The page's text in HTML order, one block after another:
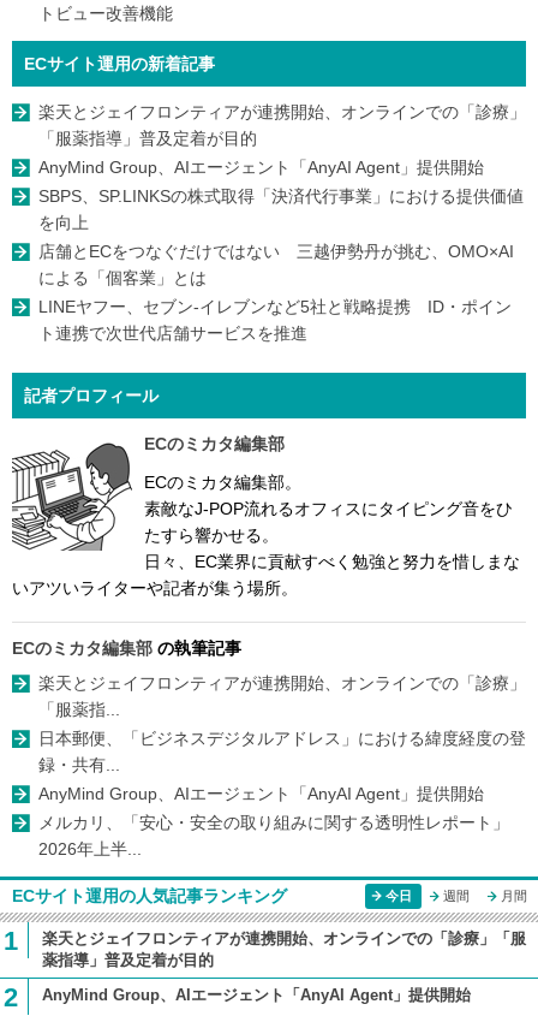
トビュー改善機能
ECサイト運用の新着記事
楽天とジェイフロンティアが連携開始、オンラインでの「診療」
「服薬指導」普及定着が目的
AnyMind Group、AIエージェント「AnyAI Agent」提供開始
SBPS、SP.LINKSの株式取得「決済代行事業」における提供価値
を向上
店舗とECをつなぐだけではない 三越伊勢丹が挑む、OMO×AI
による「個客業」とは
LINEヤフー、セブン-イレブンなど5社と戦略提携 ID・ポイン
ト連携で次世代店舗サービスを推進
記者プロフィール
ECのミカタ編集部
ECのミカタ編集部。
素敵なJ-POP流れるオフィスにタイピング音をひ
たすら響かせる。
日々、EC業界に貢献すべく勉強と努力を惜しまな
いアツいライターや記者が集う場所。
ECのミカタ編集部 の執筆記事
楽天とジェイフロンティアが連携開始、オンラインでの「診療」
「服薬指...
日本郵便、「ビジネスデジタルアドレス」における緯度経度の登
録・共有...
AnyMind Group、AIエージェント「AnyAI Agent」提供開始
メルカリ、「安心・安全の取り組みに関する透明性レポート」
2026年上半...
ECサイト運用の人気記事ランキング 今日 週間 月間
1
楽天とジェイフロンティアが連携開始、オンラインでの「診療」「服
薬指導」普及定着が目的
2 AnyMind Group、AIエージェント「AnyAI Agent」提供開始